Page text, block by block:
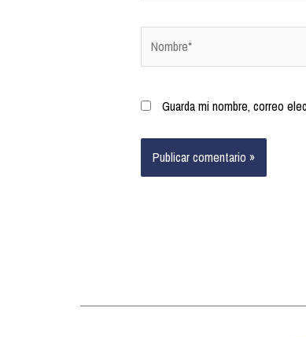
Guarda mi nombre, correo